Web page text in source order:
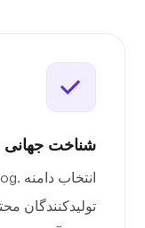
شناخت جهانی
تولیدکنندگان